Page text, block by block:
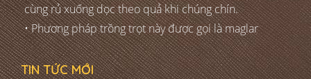
cùng rủ xuống dọc theo quả khi chúng chín.
• Phương pháp trồng trọt này được gọi là maglar
TIN TỨC MỚI